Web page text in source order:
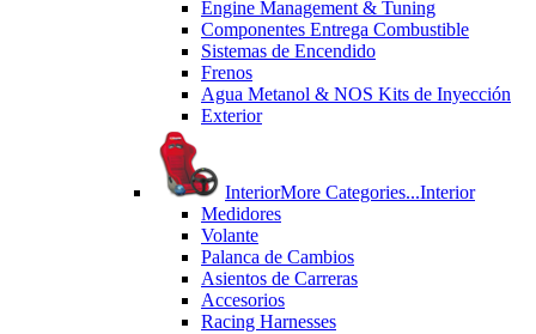
Engine Management & Tuning
Componentes Entrega Combustible
Sistemas de Encendido
Frenos
Agua Metanol & NOS Kits de Inyección
Exterior
InteriorMore Categories...Interior
Medidores
Volante
Palanca de Cambios
Asientos de Carreras
Accesorios
Racing Harnesses